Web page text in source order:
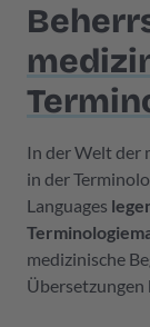
In der Welt der
in der
Languages
medizinische